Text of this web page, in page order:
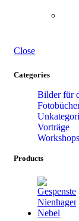
Close
Categories
Bilder für
Vorträge
Workshops
Products